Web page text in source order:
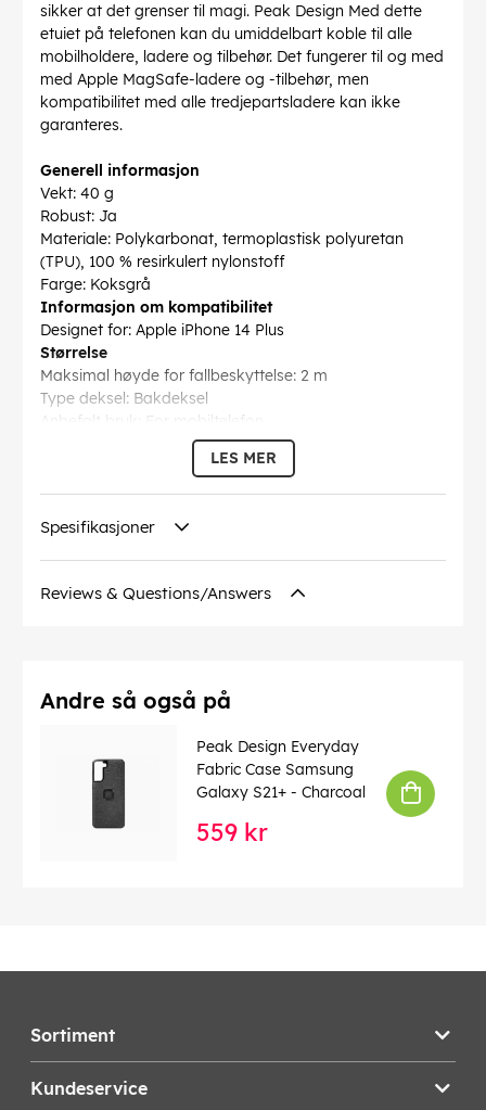
sikker at det grenser til magi. Peak Design Med dette
etuiet på telefonen kan du umiddelbart koble til alle
mobilholdere, ladere og tilbehør. Det fungerer til og med
med Apple MagSafe-ladere og -tilbehør, men
kompatibilitet med alle tredjepartsladere kan ikke
garanteres.
Generell informasjon
Vekt: 40 g
Robust: Ja
Materiale: Polykarbonat, termoplastisk polyuretan
(TPU), 100 % resirkulert nylonstoff
Farge: Koksgrå
Informasjon om kompatibilitet
Designet for: Apple iPhone 14 Plus
Størrelse
Maksimal høyde for fallbeskyttelse: 2 m
Type deksel: Bakdeksel
Anbefalt bruk: For mobiltelefon
Beskyttende funksjoner: Innebygde magneter
MagSafe-kompatibilitet: Ja
Type: Deksel
SlimLink-låseteknologi
Beskyttelse: Værbestandig, beskyttelse mot fall,
LES MER
Spesifikasjoner
Reviews & Questions/Answers
Andre så også på
Peak Design Everyday
Fabric Case Samsung
Galaxy S21+ - Charcoal
559 kr
Sortiment
Kundeservice